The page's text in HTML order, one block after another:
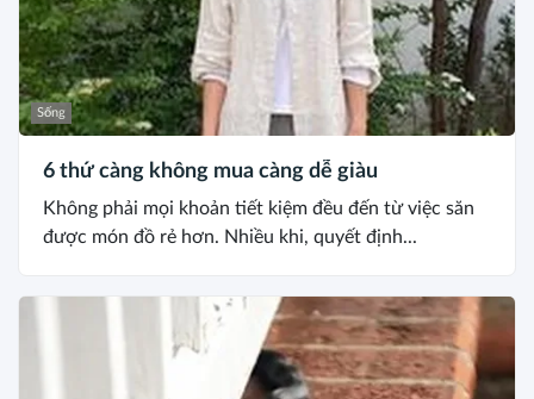
Sống
6 thứ càng không mua càng dễ giàu
Không phải mọi khoản tiết kiệm đều đến từ việc săn
được món đồ rẻ hơn. Nhiều khi, quyết định...